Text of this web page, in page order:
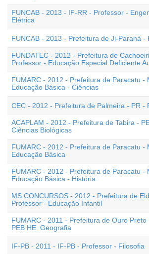
FUNCAB - 2013 - IF-RR - Professor -
Elétrica
FUNCAB - 2013 - Prefeitura de Ji-Paraná -
FUNDATEC - 2012 - Prefeitura de
Professor - Educação Especial Deficiente
FUMARC - 2012 - Prefeitura de Paracatu -
Educação Básica - Ciências
CEC - 2012 - Prefeitura de Palmeira - PR -
ACAPLAM - 2012 - Prefeitura de Tabira -
Ciências Biológicas
FUMARC - 2012 - Prefeitura de Paracatu -
Educação Básica
FUMARC - 2012 - Prefeitura de Paracatu -
Educação Básica - História
MS CONCURSOS - 2012 - Prefeitura de
Professor - Educação Infantil
FUMARC - 2011 - Prefeitura de Ouro
PEB HE  Geografia
IF-PB - 2011 - IF-PB - Professor - Filosofia